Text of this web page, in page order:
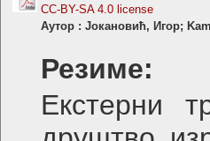
CC-BY-SA 4.0 license
Аутор : Јокановић, Игор;
Резиме:
Екстерни